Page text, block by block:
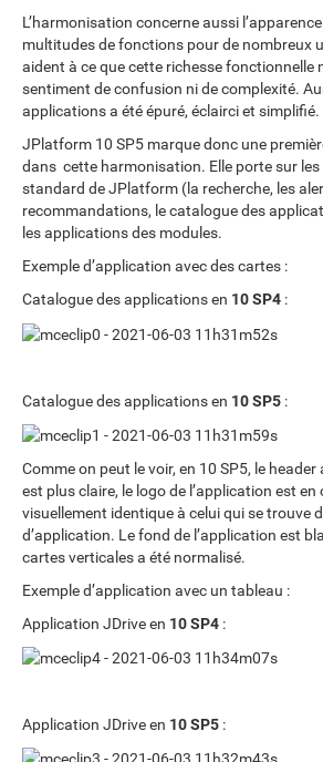
L’harmonisation concerne aussi
multitudes de fonctions pour de nombreux
aident à ce que cette richesse fonctionnelle
sentiment de confusion ni de complexité.
applications a été épuré, éclairci et simplifié.
JPlatform 10 SP5 marque donc une
dans cette harmonisation. Elle porte sur
standard de JPlatform (la recherche, les
recommandations, le catalogue des
les applications des modules.
Exemple d’application avec des cartes :
Catalogue des applications en 10 SP4 :
Catalogue des applications en 10 SP5 :
Comme on peut le voir, en 10 SP5, le
est plus claire, le logo de l’application est en
visuellement identique à celui qui se trouve
d’application. Le fond de l’application est
cartes verticales a été normalisé.
Exemple d’application avec un tableau :
Application JDrive en 10 SP4 :
Application JDrive en 10 SP5 :